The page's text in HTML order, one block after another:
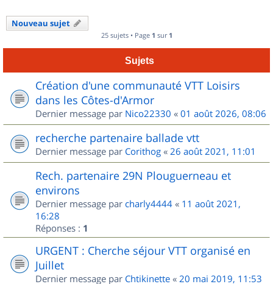
Nouveau sujet
25 sujets • Page 1 sur 1
Sujets
Création d'une communauté VTT Loisirs
dans les Côtes-d'Armor
Dernier message par Nico22330 « 01 août 2026, 08:06
recherche partenaire ballade vtt
Dernier message par Corithog « 26 août 2021, 11:01
Rech. partenaire 29N Plouguerneau et
environs
Dernier message par charly4444 « 11 août 2021,
16:28
Réponses : 1
URGENT : Cherche séjour VTT organisé en
Juillet
Dernier message par Chtikinette « 20 mai 2019, 11:53